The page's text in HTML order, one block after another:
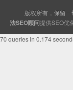
版权所有，保留一
法SEO顾问提供SEO优
70 queries in 0.174